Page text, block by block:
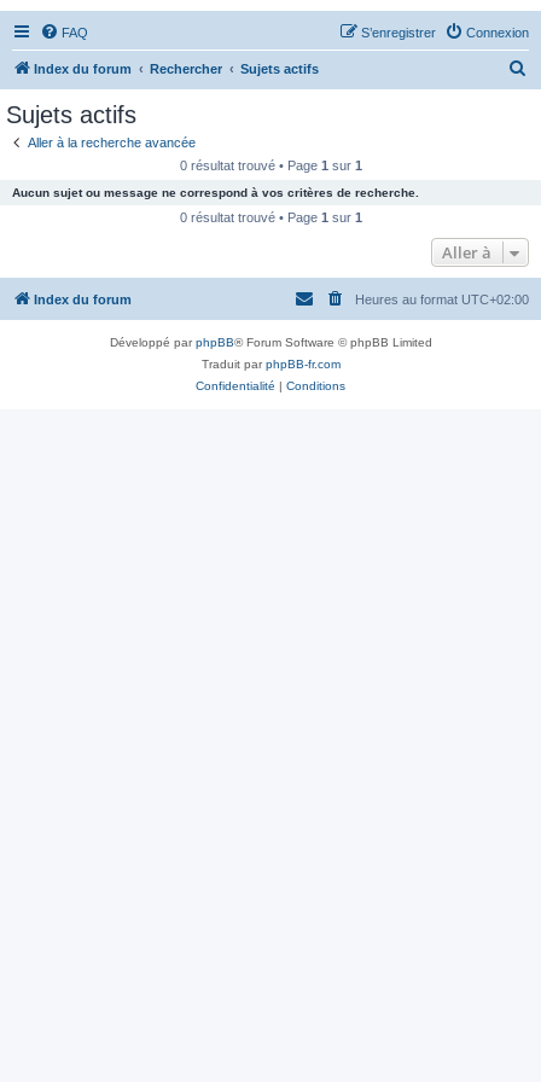
FAQ Connexion
S’enregistrer
Index du forum Rechercher Sujets actifs
c
e
Sujets actifs
Aller à la recherche avancée
0 résultat trouvé • Page 1 sur 1
Aucun sujet ou message ne correspond à vos critères de recherche.
0 résultat trouvé • Page 1 sur 1
Aller à
Index du forum Heures au format UTC+02:00
Développé parphpBB® Forum Software © phpBB Limited
Traduit parphpBB-fr.com
Confidentialité | Conditions